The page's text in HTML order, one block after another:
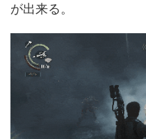
が出来る。